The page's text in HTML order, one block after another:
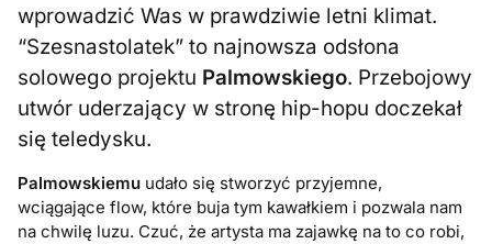
wprowadzić Was w prawdziwie letni klimat.
“Szesnastolatek” to najnowsza odsłona
solowego projektu Palmowskiego. Przebojowy
utwór uderzający w stronę hip-hopu doczekał
się teledysku.
Palmowskiemu udało się stworzyć przyjemne,
wciągające flow, które buja tym kawałkiem i pozwala nam
na chwilę luzu. Czuć, że artysta ma zajawkę na to co robi,